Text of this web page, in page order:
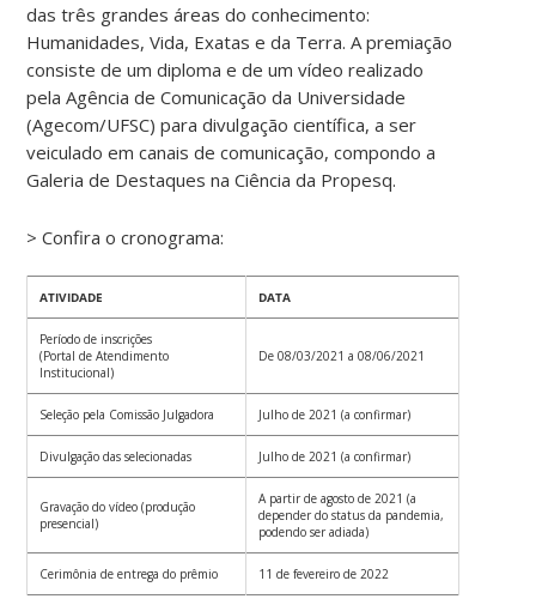
das três grandes áreas do conhecimento:
Humanidades, Vida, Exatas e da Terra. A premiação
consiste de um diploma e de um vídeo realizado
pela Agência de Comunicação da Universidade
(Agecom/UFSC) para divulgação científica, a ser
veiculado em canais de comunicação, compondo a
Galeria de Destaques na Ciência da Propesq.
> Confira o cronograma:
ATIVIDADE DATA
Período de inscrições
(Portal de Atendimento
Institucional)
De 08/03/2021 a 08/06/2021
Seleção pela Comissão Julgadora Julho de 2021 (a confirmar)
Divulgação das selecionadas Julho de 2021 (a confirmar)
Gravação do vídeo (produção
presencial)
A partir de agosto de 2021 (a
depender do status da pandemia,
podendo ser adiada)
Cerimônia de entrega do prêmio 11 de fevereiro de 2022